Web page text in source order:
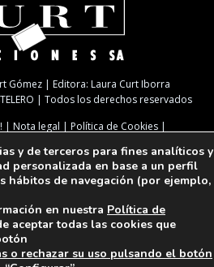
Gómez | Editora: Laura Curt Iborra
| Todos los derechos reservados
Nota legal
Política de Cookies
Barcelona |933 180 101| Fax 933 183 505
Language▼
y de terceros para fines analíticos y
personalizada en base a un perfil
hábitos de navegación (por ejemplo,
en nuestra Política de
aceptar todas las cookies que
o rechazar su uso pulsando el botón